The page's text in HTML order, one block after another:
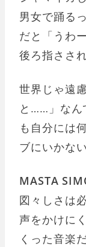
男女で踊る
だと「うわ
後ろ指ささ
世界じゃ遠
と……」なん
も自分には
ブにいかな
MASTA
図々しさは
声をかけに
くった音楽